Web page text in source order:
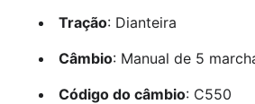
Tração: Dianteira
Câmbio: Manual de 5
Código do câmbio: C550